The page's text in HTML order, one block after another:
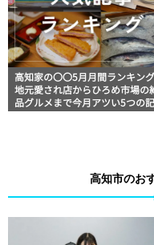
高知家の〇〇5月月間ランキング
地元愛され店からひろめ市場の
品グルメまで今月アツい5つの
高知市のお